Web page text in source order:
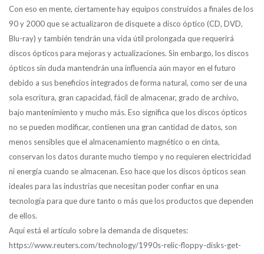
Con eso en mente, ciertamente hay equipos construidos a finales de los
90 y 2000 que se actualizaron de disquete a disco óptico (CD, DVD,
Blu-ray) y también tendrán una vida útil prolongada que requerirá
discos ópticos para mejoras y actualizaciones. Sin embargo, los discos
ópticos sin duda mantendrán una influencia aún mayor en el futuro
debido a sus beneficios integrados de forma natural, como ser de una
sola escritura, gran capacidad, fácil de almacenar, grado de archivo,
bajo mantenimiento y mucho más. Eso significa que los discos ópticos
no se pueden modificar, contienen una gran cantidad de datos, son
menos sensibles que el almacenamiento magnético o en cinta,
conservan los datos durante mucho tiempo y no requieren electricidad
ni energía cuando se almacenan. Eso hace que los discos ópticos sean
ideales para las industrias que necesitan poder confiar en una
tecnología para que dure tanto o más que los productos que dependen
de ellos.
Aquí está el artículo sobre la demanda de disquetes:
https://www.reuters.com/technology/1990s-relic-floppy-disks-get-